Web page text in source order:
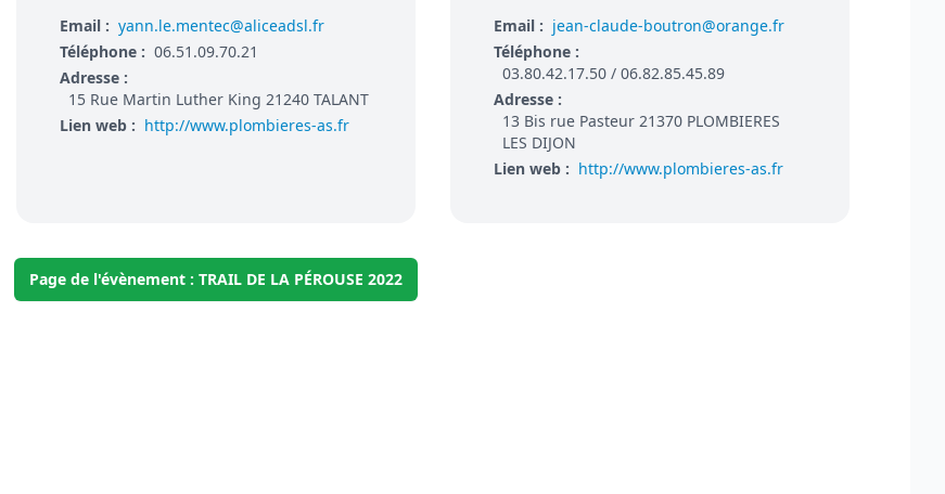
Email : yann.le.mentec@aliceadsl.fr
Téléphone : 06.51.09.70.21
Adresse :
15 Rue Martin Luther King 21240 TALANT
Lien web : http://www.plombieres-as.fr
Email : jean-claude-boutron@orange.fr
Téléphone :
03.80.42.17.50 / 06.82.85.45.89
Adresse :
13 Bis rue Pasteur 21370 PLOMBIERES
LES DIJON
Lien web : http://www.plombieres-as.fr
Page de l'évènement : TRAIL DE LA PÉROUSE 2022